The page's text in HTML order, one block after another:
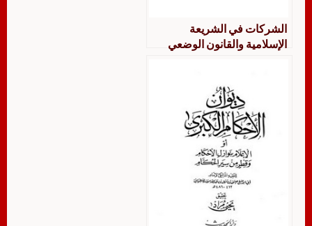
الشركات في الشريعة
الإسلامية والقانون الوضعي